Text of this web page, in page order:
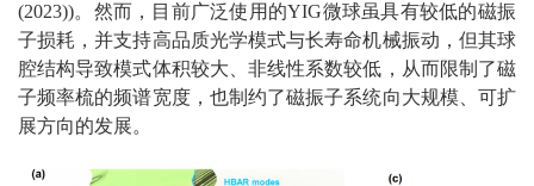
(2023))。然而，目前广泛使用的YIG微球虽具有较低的磁振
子损耗，并支持高品质光学模式与长寿命机械振动，但其球
腔结构导致模式体积较大、非线性系数较低，从而限制了磁
子频率梳的频谱宽度，也制约了磁振子系统向大规模、可扩
展方向的发展。